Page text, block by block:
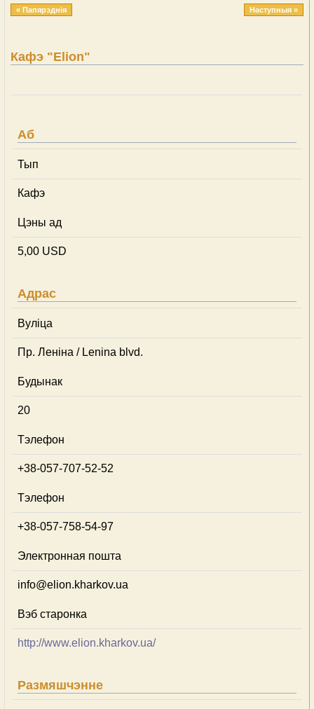
« Папярэднія Наступныя »
Кафэ "Elion"
Аб
Тып
Кафэ
Цэны ад
5,00 USD
Адрас
Вуліца
Пр. Леніна / Lenina blvd.
Будынак
20
Тэлефон
+38-057-707-52-52
Тэлефон
+38-057-758-54-97
Электронная пошта
info@elion.kharkov.ua
Вэб старонка
http://www.elion.kharkov.ua/
Размяшчэнне